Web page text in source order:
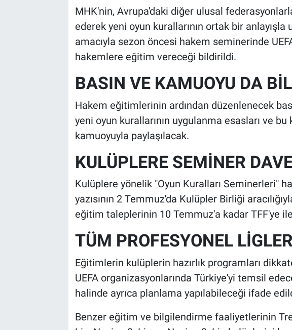
MHK'nin, Avrupa'daki diğer ulusal
ederek yeni oyun kurallarının ortak bir anlayışla
amacıyla sezon öncesi hakem seminerinde
hakemlere eğitim vereceği bildirildi.
BASIN VE KAMUOYU DA
Hakem eğitimlerinin ardından düzenlenecek
yeni oyun kurallarının uygulanma esasları ve bu
kamuoyuyla paylaşılacak.
KULÜPLERE SEMİNER
Kulüplere yönelik "Oyun Kuralları Seminerleri"
yazısının 2 Temmuz'da Kulüpler Birliği
eğitim taleplerinin 10 Temmuz'a kadar TFF'ye
TÜM PROFESYONEL
Eğitimlerin kulüplerin hazırlık programları
UEFA organizasyonlarında Türkiye'yi temsil
halinde ayrıca planlama yapılabileceği ifade
Benzer eğitim ve bilgilendirme faaliyetlerinin